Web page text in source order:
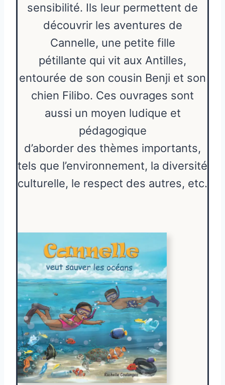
sensibilité. Ils leur permettent de
découvrir les aventures de
Cannelle, une petite fille
pétillante qui vit aux Antilles,
entourée de son cousin Benji et son
chien Filibo. Ces ouvrages sont
aussi un moyen ludique et
pédagogique
d’aborder des thèmes importants,
tels que l’environnement, la diversité
culturelle, le respect des autres, etc.